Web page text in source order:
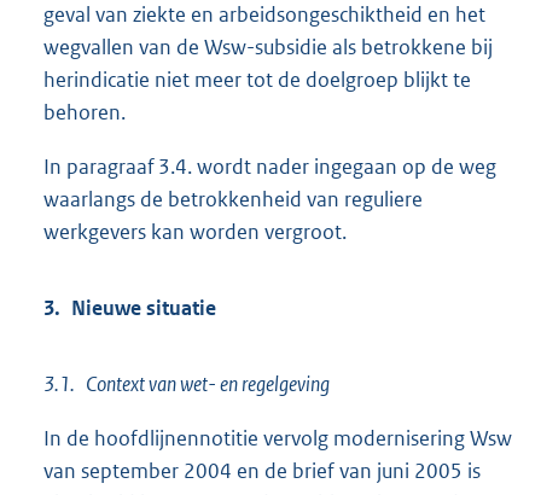
geval van ziekte en arbeidsongeschiktheid en het
wegvallen van de Wsw-subsidie als betrokkene bij
herindicatie niet meer tot de doelgroep blijkt te
behoren.
In paragraaf 3.4. wordt nader ingegaan op de weg
waarlangs de betrokkenheid van reguliere
werkgevers kan worden vergroot.
3. Nieuwe situatie
3.1. Context van wet- en regelgeving
In de hoofdlijnennotitie vervolg modernisering Wsw
van september 2004 en de brief van juni 2005 is